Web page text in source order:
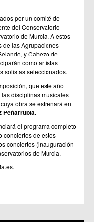
por un comité de
del Conservatorio
de Murcia. A estos
de las Agrupaciones
y Cabezo de
como artistas
solistas seleccionados.
que este año
disciplinas musicales
obra se estrenará en
Peñarrubia.
el programa completo
conciertos de estos
conciertos (inauguración
de Murcia.